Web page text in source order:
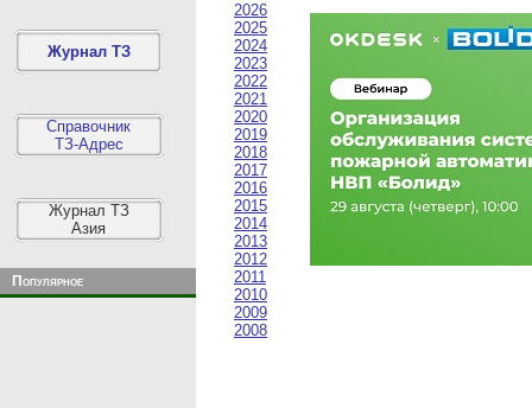
Журнал ТЗ
Справочник
ТЗ-Адрес
Журнал ТЗ
Азия
Популярное
2026
2025
2024
2023
2022
2021
2020
2019
2018
2017
2016
2015
2014
2013
2012
2011
2010
2009
2008